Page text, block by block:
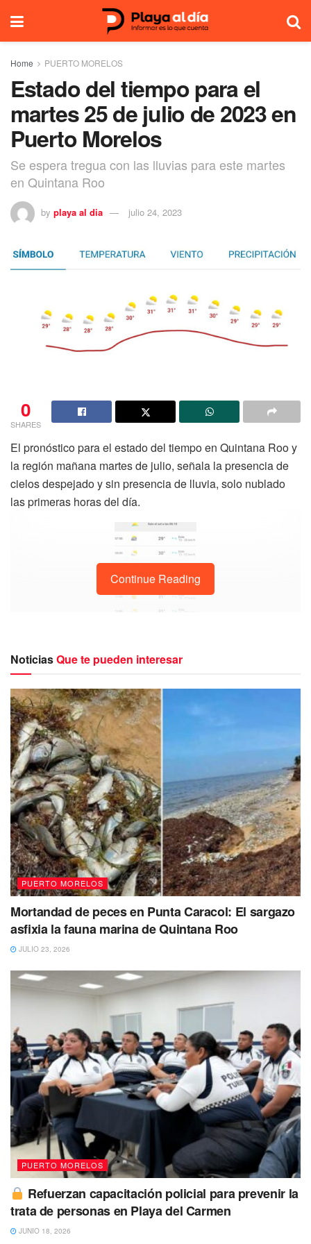
Home PUERTO MORELOS
Estado del tiempo para el
martes 25 de julio de 2023 en
Puerto Morelos
Se espera tregua con las lluvias para este martes
en Quintana Roo
by playa al dia julio 24, 2023
0
SHARES
El pronóstico para el estado del tiempo en Quintana Roo y
la región mañana martes de julio, señala la presencia de
cielos despejado y sin presencia de lluvia, solo nublado
las primeras horas del día.
Se espera que desde las 9 de la mañana se presente un
incremento en la temperatura pero con cielo despejado.
Clima Puerto Morelos 25 de julio 2023
A detalle para Puerto Morelos se espera un despejado con
temperaturas calurosas para la región.
Se prevé un día sin probabilidades de lluvias y con ello al
presencia de calor, además habrá una humedad de 68%,
mientras que la sensación térmica será de 38°C y una
nubosidad de 50%.
Continue Reading
NoticiasQue te pueden interesar
PUERTO MORELOS
Mortandad de peces en Punta Caracol: El sargazo
asfixia la fauna marina de Quintana Roo
JULIO 23, 2026
PUERTO MORELOS
Refuerzan capacitación policial para prevenir la
trata de personas en Playa del Carmen
JUNIO 18, 2026